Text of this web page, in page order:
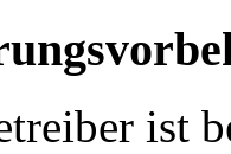
ist